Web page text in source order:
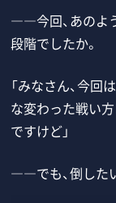
――今回、あのよ
段階でしたか。
「みなさん、今
な変わった戦い
ですけど」
――でも、倒した